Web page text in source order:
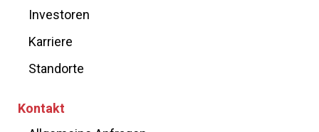
Investoren
Karriere
Standorte
Kontakt